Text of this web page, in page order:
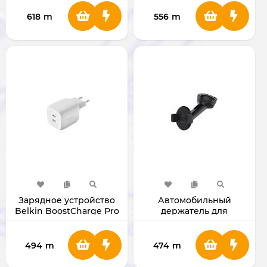
618 m 556 m
Зарядное устройство
Belkin BoostCharge Pro
494 m
Автомобильный
держатель для
Universal Mount
474 m